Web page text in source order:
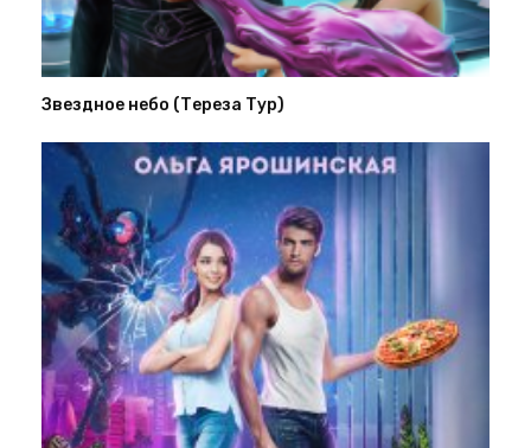
Звездное небо (Тереза Тур)